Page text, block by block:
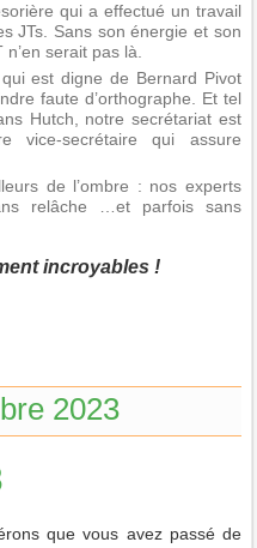
qui a effectué un travail
JTs. Sans son énergie et son
serait pas là.
est digne de Bernard Pivot
faute d’orthographe. Et tel
Hutch, notre secrétariat est
vice-secrétaire qui assure
de l’ombre : nos experts
relâche …et parfois sans
incroyables !
2023
que vous avez passé de